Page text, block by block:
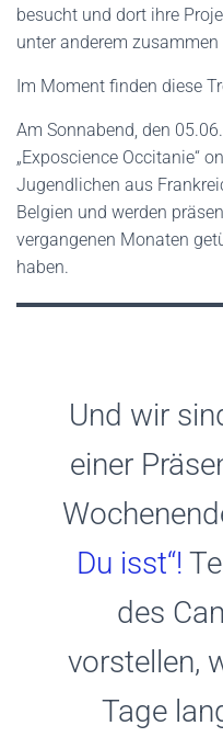
besucht und dort ihre
unter anderem
Im Moment finden diese
Am Sonnabend, den
„Exposcience Occitanie“
Jugendlichen aus
Belgien und werden
vergangenen Monaten
haben.
Und wir
einer
Du isst“!
des
vorstellen,
Tage